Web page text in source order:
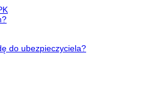
do ubezpieczyciela?